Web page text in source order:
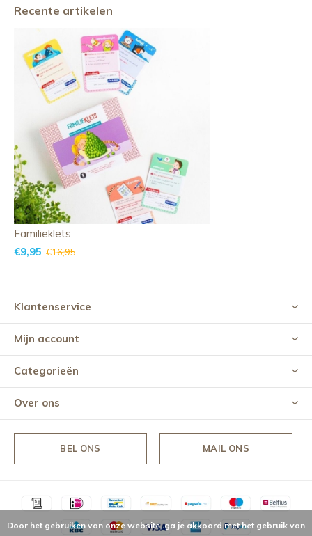
Recente artikelen
Familieklets
€9,95 €16,95
Klantenservice
Mijn account
Categorieën
Over ons
BEL ONS MAIL ONS
Door het gebruiken van onze website, ga je akkoord met het gebruik van